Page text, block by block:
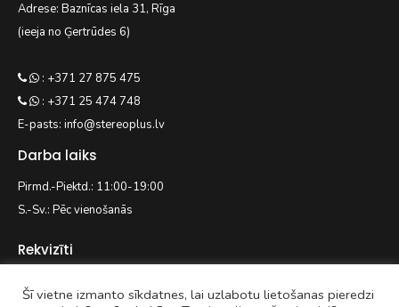
Adrese: Baznīcas iela 31, Rīga
(ieeja no Ģertrūdes 6)
: +371 27 875 475
: +371 25 474 748
E-pasts: info@stereoplus.lv
Darba laiks
Pirmd.-Piektd.: 11:00-19:00
S.-Sv.: Pēc vienošanās
Rekvizīti
Šī vietne izmanto sīkdatnes, lai uzlabotu lietošanas pieredzi